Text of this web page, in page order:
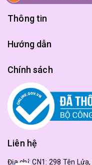
Thông tin
Hướng dẫn
Chính sách
Liên hệ
Địa chỉ:CN1: 298 Tên Lửa,